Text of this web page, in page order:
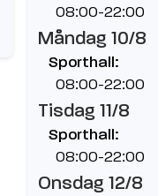
08:00-22:00
Måndag 10/8
Sporthall:
08:00-22:00
Tisdag 11/8
Sporthall:
08:00-22:00
Onsdag 12/8